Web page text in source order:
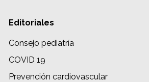
Editoriales
Consejo pediatría
COVID 19
Prevención cardiovascular